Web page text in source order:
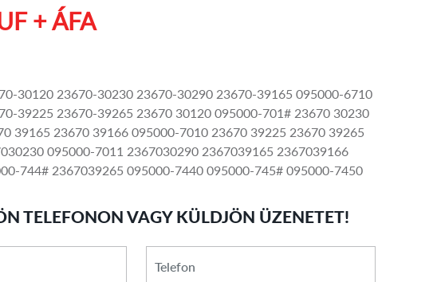
+ ÁFA
30120 23670-30230 23670-30290 23670-39165 095000-6710
39225 23670-39265 23670 30120 095000-701# 23670 30230
39165 23670 39166 095000-7010 23670 39225 23670 39265
095000-7011 2367030290 2367039165 2367039166
744# 2367039265 095000-7440 095000-745# 095000-7450
TELEFONON VAGY KÜLDJÖN ÜZENETET!